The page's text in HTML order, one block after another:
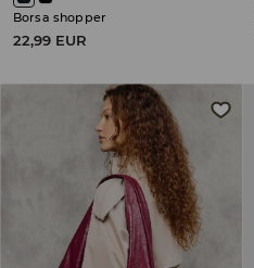
Borsa shopper
22,99 EUR